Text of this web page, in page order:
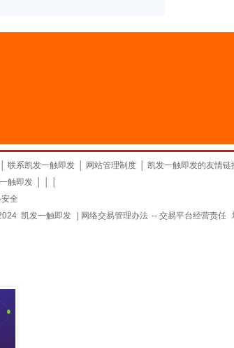
联系凯发一触即发 网站管理制度 凯发一触即发的友情链
触即发
安全
凯发一触即发 网络交易管理办法 -- 交易平台经营责任